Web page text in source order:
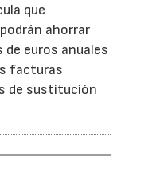
que
ahorrar
de euros anuales
facturas
de sustitución